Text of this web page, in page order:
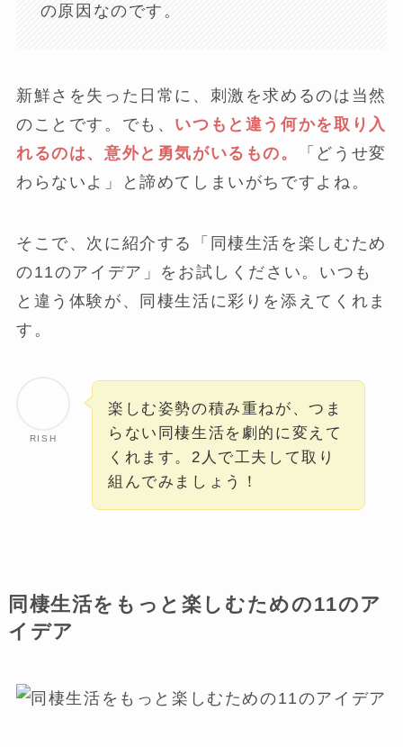
の原因なのです。
新鮮さを失った日常に、刺激を求めるのは当然
のことです。でも、 いつもと違う何かを取り入
れるのは、意外と勇気がいるもの。
「どうせ変
わらないよ」と諦めてしまいがちですよね。
そこで、次に紹介する「同棲生活を楽しむため
の11のアイデア」をお試しください。いつも
と違う体験が、同棲生活に彩りを添えてくれま
す。
RISH
楽しむ姿勢の積み重ねが、つま
らない同棲生活を劇的に変えて
くれます。2人で工夫して取り
組んでみましょう！
同棲生活をもっと楽しむための11のア
イデア